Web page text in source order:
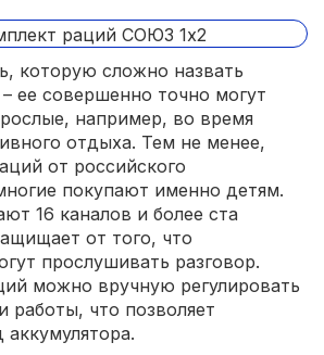
которую сложно назвать
ее совершенно точно могут
например, во время
отдыха. Тем не менее,
от российского
покупают именно детям.
16 каналов и более ста
от того, что
прослушивать разговор.
можно вручную регулировать
что позволяет